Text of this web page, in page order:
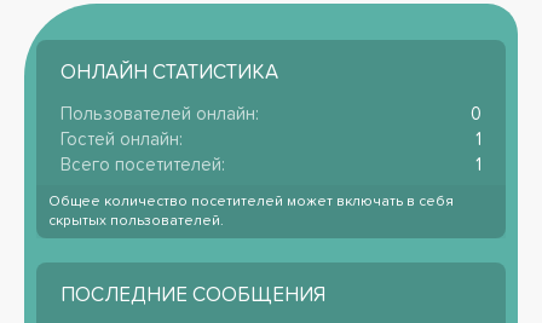
ОНЛАЙН СТАТИСТИКА
Пользователей онлайн
0
Гостей онлайн
1
Всего посетителей
1
Общее количество посетителей может включать в себя
скрытых пользователей.
ПОСЛЕДНИЕ СООБЩЕНИЯ